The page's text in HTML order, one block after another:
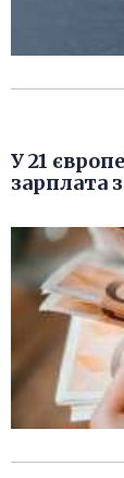
У 21
зарплата